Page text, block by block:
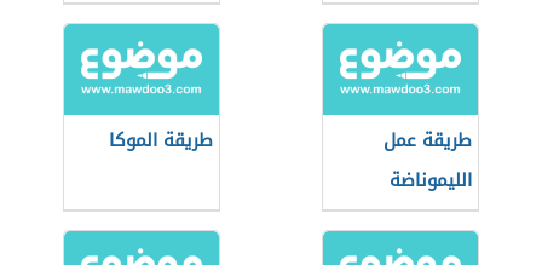
طريقة عمل
الليموناضة
طريقة الموكا